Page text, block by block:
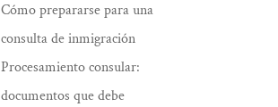
Cómo prepararse para una
consulta de inmigración
Procesamiento consular:
documentos que debe